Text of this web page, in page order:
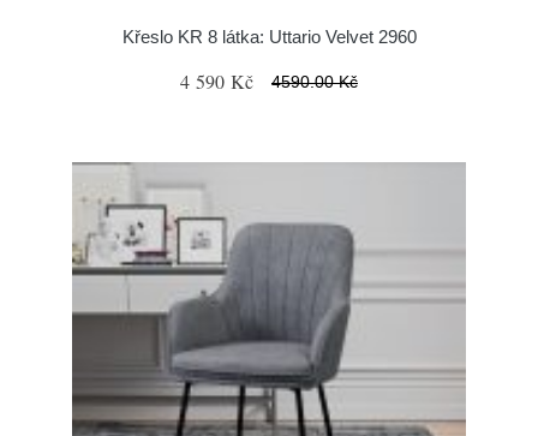
Křeslo KR 8 látka: Uttario Velvet 2960
4 590 Kč 4590.00 Kč